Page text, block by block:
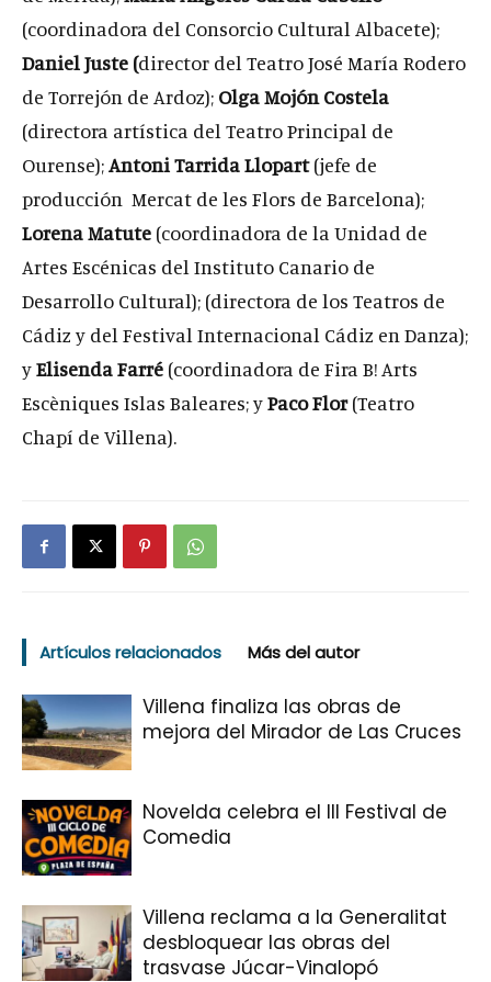
(coordinadora del Consorcio Cultural Albacete);
Daniel Juste (director del Teatro José María Rodero
de Torrejón de Ardoz); Olga Mojón Costela
(directora artística del Teatro Principal de
Ourense);Antoni Tarrida Llopart(jefe de
producción Mercat de les Flors de Barcelona);
Lorena Matute (coordinadora de la Unidad de
Artes Escénicas del Instituto Canario de
Desarrollo Cultural); (directora de los Teatros de
Cádiz y del Festival Internacional Cádiz en Danza);
yElisenda Farré (coordinadora de Fira B! Arts
Escèniques Islas Baleares; yPaco Flor(Teatro
Chapí de Villena).
Artículos relacionados Más del autor
Villena finaliza las obras de
mejora del Mirador de Las Cruces
Novelda celebra el III Festival de
Comedia
Villena reclama a la Generalitat
desbloquear las obras del
trasvase Júcar-Vinalopó